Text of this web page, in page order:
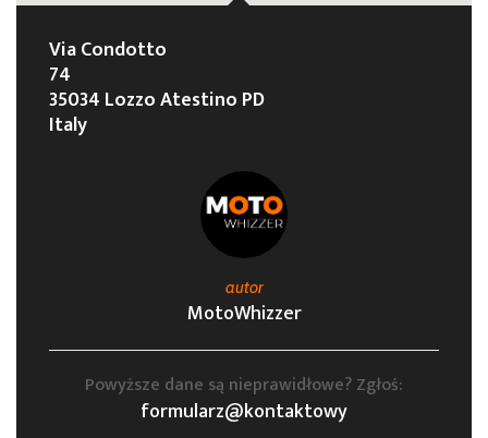
Via Condotto
74
35034 Lozzo Atestino PD
Italy
autor
MotoWhizzer
Powyższe dane są nieprawidłowe? Zgłoś:
formularz@kontaktowy